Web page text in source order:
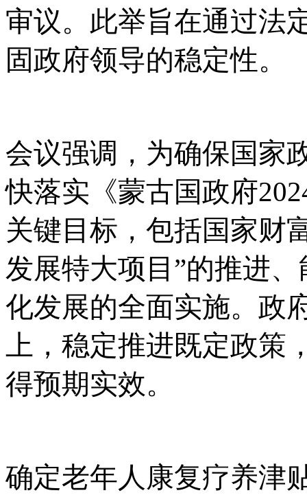
审议。此举旨在通过法
固政府领导的稳定性。
会议强调，为确保国家
快落实《蒙古国政府
关键目标，包括国家财
发展特大项目”的推进
化发展的全面实施。政
上，稳定推进既定政策
得预期实效。
确定老年人康复疗养津